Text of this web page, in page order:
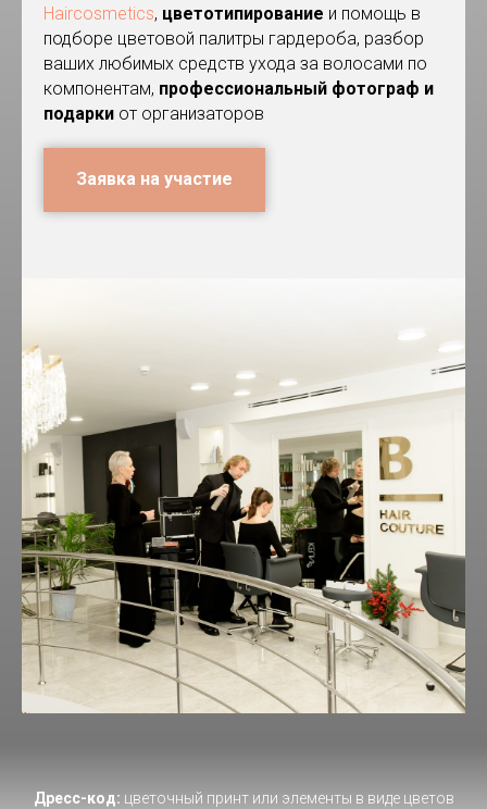
Haircosmetics, цветотипирование и помощь в
подборе цветовой палитры гардероба, разбор
ваших любимых средств ухода за волосами по
компонентам, профессиональный фотограф и
подарки от организаторов
Заявка на участие
Дресс-код: цветочный принт или элементы в виде цветов